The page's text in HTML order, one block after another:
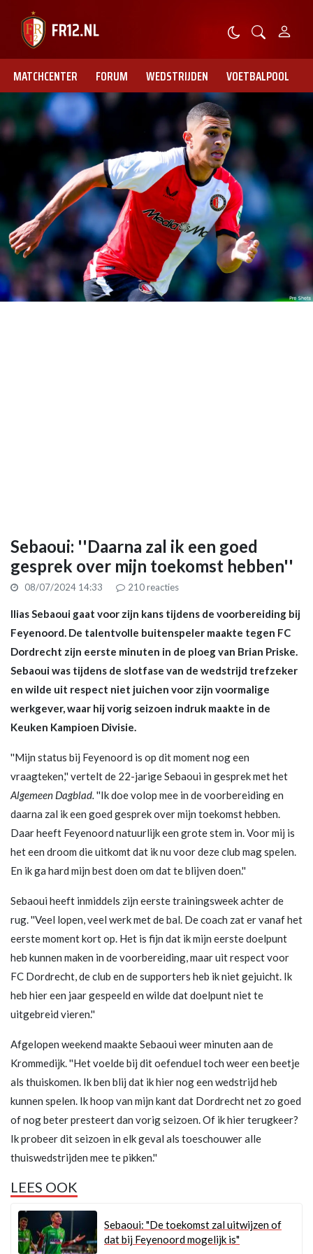
MATCHCENTER FORUM WEDSTRIJDEN VOETBALPOOL
Sebaoui: ''Daarna zal ik een goed
gesprek over mijn toekomst hebben''
08/07/2024 14:33 210reacties
Ilias Sebaoui gaat voor zijn kans tijdens de voorbereiding bij
Feyenoord. De talentvolle buitenspeler maakte tegen FC
Dordrecht zijn eerste minuten in de ploeg van Brian Priske.
Sebaoui was tijdens de slotfase van de wedstrijd trefzeker
en wilde uit respect niet juichen voor zijn voormalige
werkgever, waar hij vorig seizoen indruk maakte in de
Keuken Kampioen Divisie.
''Mijn status bij Feyenoord is op dit moment nog een
vraagteken,'' vertelt de 22-jarige Sebaoui in gesprek met het
Algemeen Dagblad. ''Ik doe volop mee in de voorbereiding en
daarna zal ik een goed gesprek over mijn toekomst hebben.
Daar heeft Feyenoord natuurlijk een grote stem in. Voor mij is
het een droom die uitkomt dat ik nu voor deze club mag spelen.
En ik ga hard mijn best doen om dat te blijven doen.''
Sebaoui heeft inmiddels zijn eerste trainingsweek achter de
rug. ''Veel lopen, veel werk met de bal. De coach zat er vanaf het
eerste moment kort op. Het is fijn dat ik mijn eerste doelpunt
heb kunnen maken in de voorbereiding, maar uit respect voor
FC Dordrecht, de club en de supporters heb ik niet gejuicht. Ik
heb hier een jaar gespeeld en wilde dat doelpunt niet te
uitgebreid vieren.''
Afgelopen weekend maakte Sebaoui weer minuten aan de
Krommedijk. ''Het voelde bij dit oefenduel toch weer een beetje
als thuiskomen. Ik ben blij dat ik hier nog een wedstrijd heb
kunnen spelen. Ik hoop van mijn kant dat Dordrecht net zo goed
of nog beter presteert dan vorig seizoen. Of ik hier terugkeer?
Ik probeer dit seizoen in elk geval als toeschouwer alle
thuiswedstrijden mee te pikken.''
LEES OOK
Sebaoui: "De toekomst zal uitwijzen of
dat bij Feyenoord mogelijk is"